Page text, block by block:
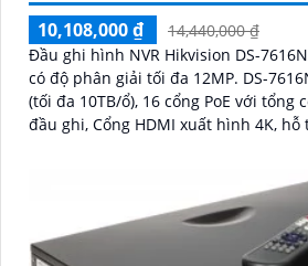
10,108,000 ₫
14,440,000 ₫
Đầu ghi hình NVR Hikvision DS-
có độ phân giải tối đa 12MP. DS-7616NXI-K2/16P(D) tích hợp 2 ổ cứng
(tối đa 10TB/ổ), 16 cổng PoE với
đầu ghi, Cổng HDMI xuất hình 4K,